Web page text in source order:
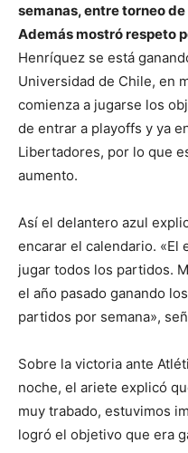
semanas, entre torneo
Además mostró respeto
Henríquez se está
Universidad de Chile, en
comienza a jugarse los
de entrar a playoffs y ya
Libertadores, por lo que
aumento.
Así el delantero azul
encarar el calendario. «El
jugar todos los partidos.
el año pasado ganando
partidos por semana»,
Sobre la victoria ante
noche, el ariete explicó
muy trabado, estuvimos
logró el objetivo que era